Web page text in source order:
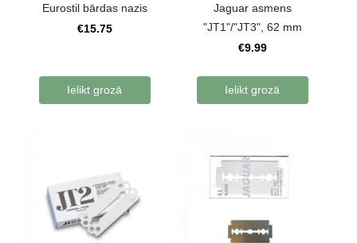
Eurostil bārdas nazis
€15.75
Ielikt grozā
Jaguar asmens
"JT1"/"JT3", 62 mm
€9.99
Ielikt grozā